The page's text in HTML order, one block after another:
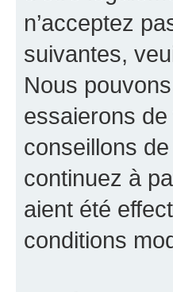
n’acceptez
suivantes,
Nous
essaierons
conseillons
continuez à
aient été
conditions